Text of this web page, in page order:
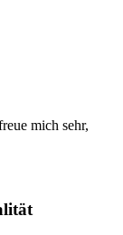
mich sehr,